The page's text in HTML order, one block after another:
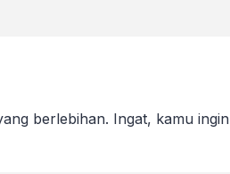
berlebihan. Ingat, kamu ingin